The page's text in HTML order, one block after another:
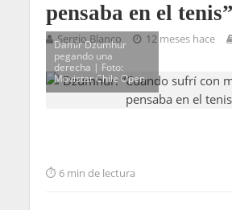
pensaba en el tenis”
Sergio Blanco 12 meses hace
Damir Dzumhur
pegando una
derecha | Foto:
Movistar Chile Open
6 min de lectura